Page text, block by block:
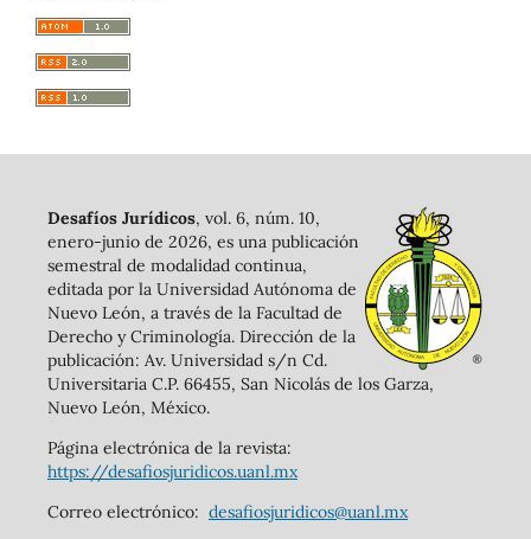
Desafíos Jurídicos, vol. 6, núm. 10,
enero-junio de 2026, es una publicación
semestral de modalidad continua,
editada por la Universidad Autónoma de
Nuevo León, a través de la Facultad de
Derecho y Criminología. Dirección de la
publicación: Av. Universidad s/n Cd.
Universitaria C.P. 66455, San Nicolás de los Garza,
Nuevo León, México.
Página electrónica de la revista:
https://desafiosjuridicos.uanl.mx
Correo electrónico: desafiosjuridicos@uanl.mx